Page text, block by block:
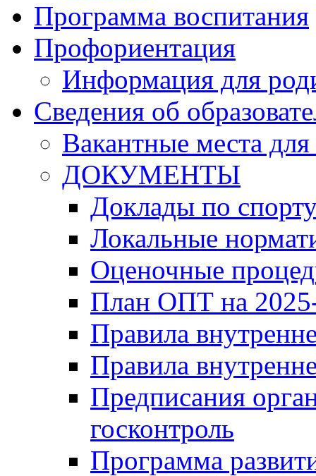
Программа воспитания
Профориентация
Информация для
Сведения об
Вакантные места
ДОКУМЕНТЫ
Доклады по
Локальные
Оценочные
План ОПТ на
Правила
Правила
Предписания
госконтроль
Программа